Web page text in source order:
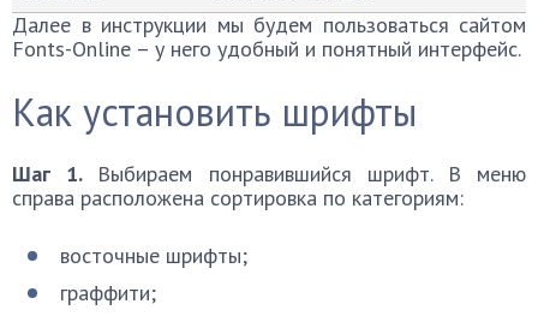
Далее в инструкции мы будем пользоваться сайтом
Fonts-Online – у него удобный и понятный интерфейс.
Как установить шрифты
Шаг 1. Выбираем понравившийся шрифт. В меню
справа расположена сортировка по категориям:
восточные шрифты;
граффити;